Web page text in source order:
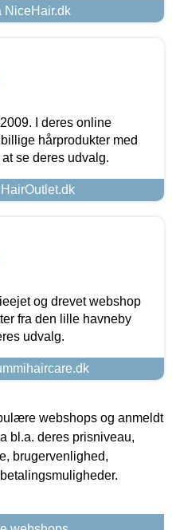
NiceHair.dk
I deres online
hårprodukter med
se deres udvalg.
og drevet webshop
fra den lille havneby
udvalg.
webshops og anmeldt
bl.a. deres prisniveau,
brugervenlighed,